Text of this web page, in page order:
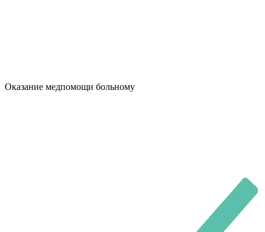
Оказание медпомощи больному